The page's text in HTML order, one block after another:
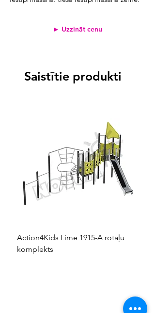
► Uzzināt cenu
Saistītie produkti
Action4Kids Lime 1915-A rotaļu
komplekts